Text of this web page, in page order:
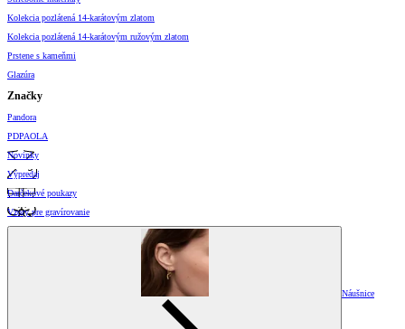
Kolekcia pozlátená 14-karátovým zlatom
Kolekcia pozlátená 14-karátovým ružovým zlatom
Prstene s kameňmi
Glazúra
Značky
Pandora
PDPAOLA
Novinky
Výpredaj
Darčekové poukazy
Vzory pre gravírovanie
Náušnice